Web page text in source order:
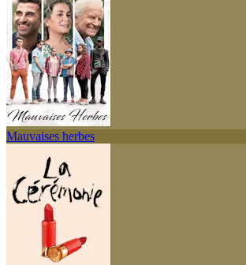
Mauvaises herbes